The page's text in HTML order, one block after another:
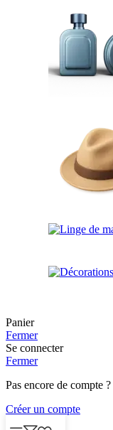
Panier
Fermer
Se connecter
Fermer
Pas encore de compte ?
Créer un compte